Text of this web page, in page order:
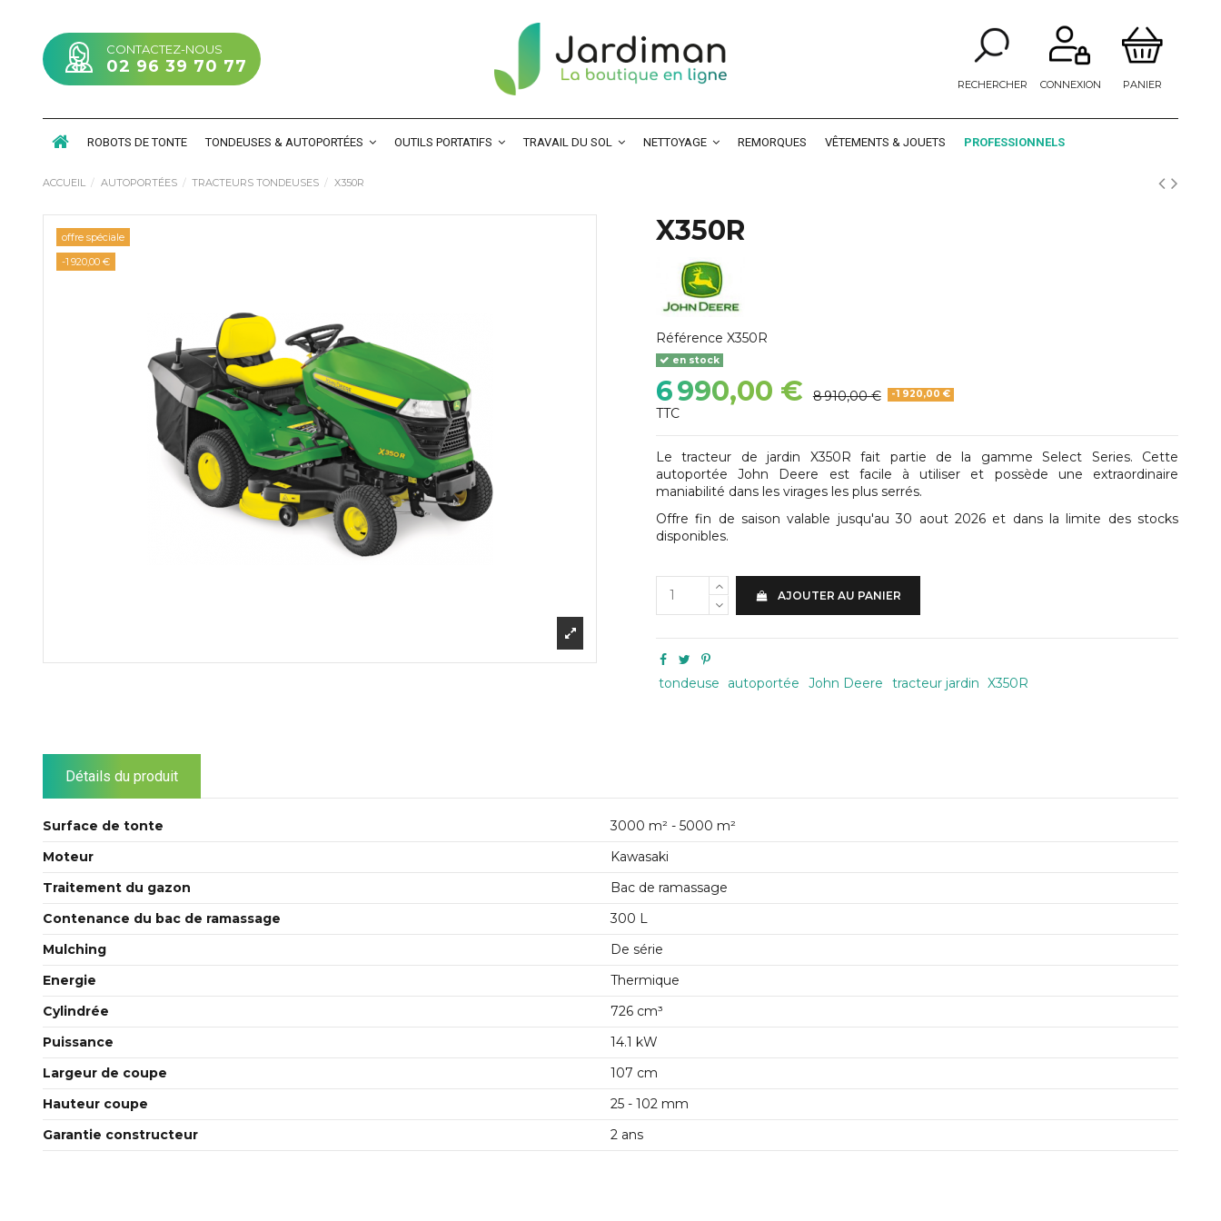
CONTACTEZ-NOUS
02 96 39 70 77
RECHERCHER CONNEXION PANIER
ROBOTS DE TONTE TONDEUSES & AUTOPORTÉES OUTILS PORTATIFS TRAVAIL DU SOL NETTOYAGE REMORQUES VÊTEMENTS & JOUETS PROFESSIONNELS
ACCUEIL AUTOPORTÉES TRACTEURS TONDEUSES X350R
offre spéciale
-1 920,00 €
X350R
Référence X350R
en stock
6 990,00 € 8 910,00 € -1 920,00 €
TTC
Le tracteur de jardin X350R fait partie de la gamme Select Series. Cette
autoportée John Deere est facile à utiliser et possède une extraordinaire
maniabilité dans les virages les plus serrés.
Offre fin de saison valable jusqu'au 30 aout 2026 et dans la limite des stocks
disponibles.
AJOUTER AU PANIER
tondeuse autoportée John Deere tracteur jardin X350R
Détails du produit
Surface de tonte
3000 m² - 5000 m²
Moteur
Kawasaki
Traitement du gazon
Bac de ramassage
Contenance du bac de ramassage
300 L
Mulching
De série
Energie
Thermique
Cylindrée
726 cm³
Puissance
14.1 kW
Largeur de coupe
107 cm
Hauteur coupe
25 - 102 mm
Garantie constructeur
2 ans